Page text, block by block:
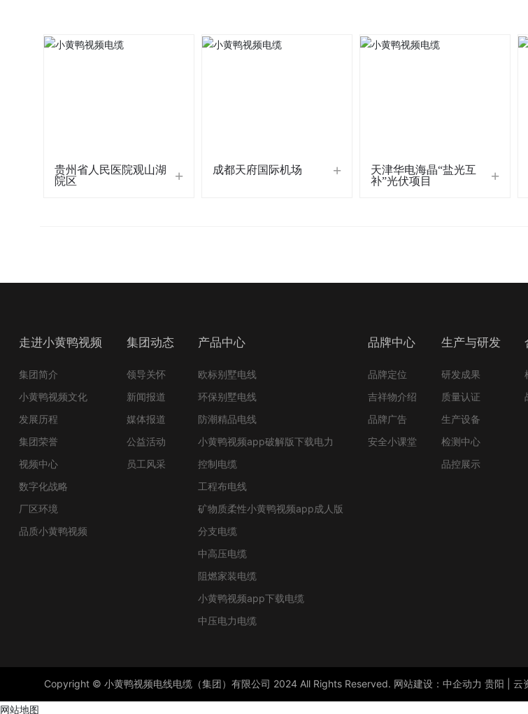
贵州省人民医院观山湖
院区
成都天府国际机场
天津华电海晶“盐光互
补”光伏项目
走进小黄鸭视频
集团简介
小黄鸭视频文化
发展历程
集团荣誉
视频中心
数字化战略
厂区环境
品质小黄鸭视频
集团动态
领导关怀
新闻报道
媒体报道
公益活动
员工风采
产品中心
欧标别墅电线
环保别墅电线
防潮精品电线
小黄鸭视频app破解版下载电力
控制电缆
工程布电线
矿物质柔性小黄鸭视频app成人版
分支电缆
中高压电缆
阻燃家装电缆
小黄鸭视频app下载电缆
中压电力电缆
品牌中心
品牌定位
吉祥物介绍
品牌广告
安全小课堂
生产与研发
研发成果
质量认证
生产设备
检测中心
品控展示
Copyright ©小黄鸭视频电线电缆（集团）有限公司 2024 All Rights Reserved. 网站建设：中企动力 贵阳 |云
网站地图